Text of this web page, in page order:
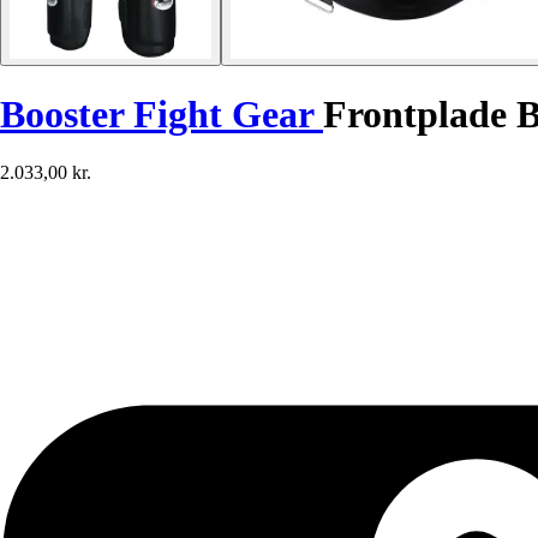
Booster Fight GearFrontplade
2.033,00 kr.